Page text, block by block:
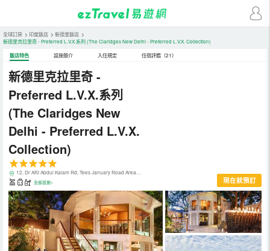
全球訂房 > 印度飯店 > 新德里飯店 >
新德里克拉里奇 - Preferred L.V.X.系列(The Claridges New Delhi - Preferred L.V.X. Collection)
飯店特色 設施簡介 入住規定 住宿評鑑（21）
新德里克拉里奇 -
Preferred L.V.X.系列
(The Claridges New
Delhi - Preferred L.V.X.
Collection)
12, Dr APJ Abdul Kalam Rd, Tees January Road Area，Motilal Nehru Marg Area，新德里，印度
全部設施> 現在就預訂